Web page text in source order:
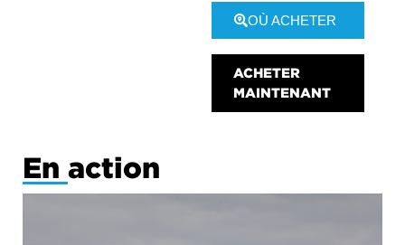
OÙ ACHETER
ACHETER
MAINTENANT
En action